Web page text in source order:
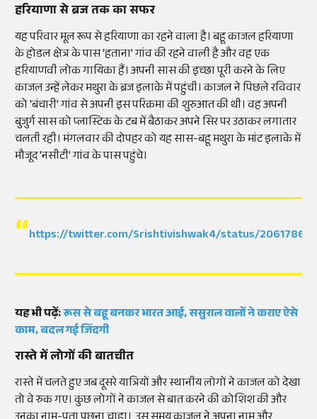
हरियाणा से ब्रज तक का सफर
यह परिवार मूल रूप से हरियाणा का रहने वाला है। बहू काजल हरियाणा
के होडल क्षेत्र के पास 'हताना' गांव की रहने वाली है और वह एक
हरियाणवी लोक गायिका हैं। अपनी सास की इच्छा पूरी करने के लिए
काजल उन्हें लेकर मथुरा के ब्रज इलाके में पहुंची। काजल ने पिछले रविवार
को 'बंचारी' गांव से अपनी इस परिक्रमा की शुरुआत की थी। वह अपनी
बुजुर्ग सास को प्लास्टिक के टब में बैठाकर अपने सिर पर उठाकर लगातार
चलती रही। मंगलवार की दोपहर को यह सास-बहू मथुरा के मांट इलाके में
मौजूद 'नसीटी' गांव के पास पहुंचे।
https://twitter.com/Srishtivishwak4/status/
यह भी पढ़ें:रूस से बहू बनकर भारत आई, ससुराल वालों ने कराए ऐसे
काम, बदल गई जिंदगी
रास्ते में लोगों की बातचीत
रास्ते में चलते हुए जब दूसरे यात्रियों और स्थानीय लोगों ने काजल को देखा
तो वे रुक गए। कुछ लोगों ने काजल से बात करने की कोशिश की और